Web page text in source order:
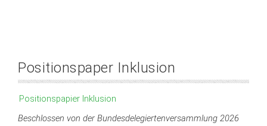
Positionspaper Inklusion
Positionspapier Inklusion
Beschlossen von der Bundesdelegiertenversammlung 2026